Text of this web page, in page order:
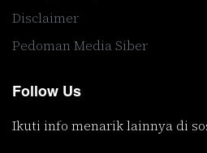
Disclaimer
Pedoman Media Siber
Follow Us
Ikuti info menarik lainnya di